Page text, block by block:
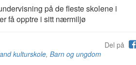
på de fleste skolene i
få opptre i sitt nærmiljø
Del på
kulturskole, Barn og ungdom